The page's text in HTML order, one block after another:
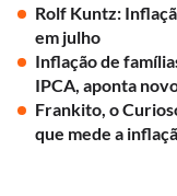
Rolf Kuntz:
em julho
Inflação de
IPCA, aponta
Frankito, o
que mede a